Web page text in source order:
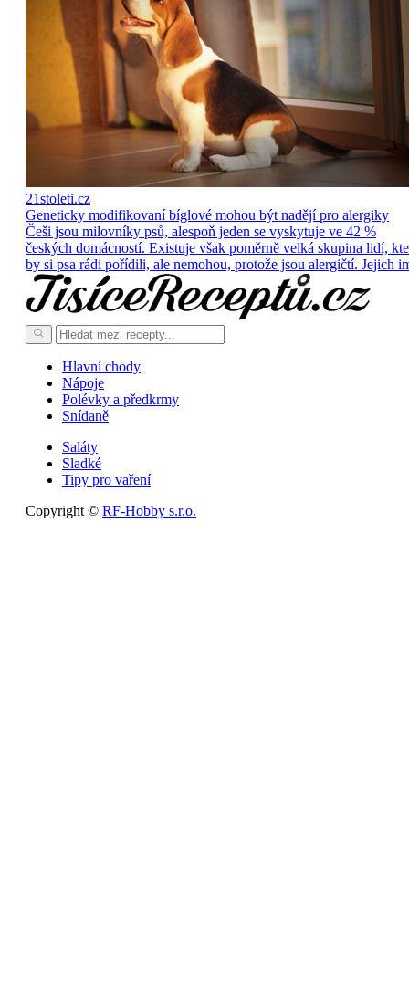
21stoleti.cz
Geneticky modifikovaní bíglové mohou být nadějí pro alergiky
Češi jsou milovníky psů, alespoň jeden se vyskytuje ve 42 %
českých domácností. Existuje však poměrně velká skupina lidí,
by si psa rádi pořídili, ale nemohou, protože jsou alergičtí. Jejich
Hlavní chody
Nápoje
Polévky a předkrmy
Snídaně
Saláty
Sladké
Tipy pro vaření
Copyright © RF-Hobby s.r.o.